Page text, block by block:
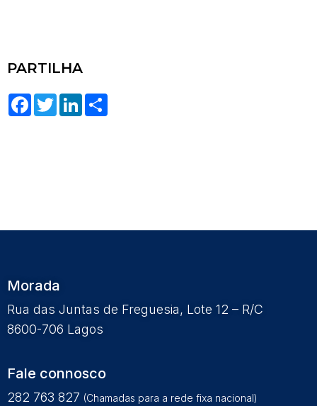
PARTILHA
Facebook
TwitterLinkedIn
Morada
Rua das Juntas de Freguesia, Lote 12 – R/C
8600-706 Lagos
Fale connosco
282 763 827 (Chamadas para a rede fixa nacional)